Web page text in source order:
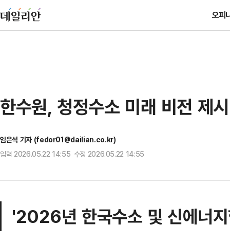
오피
한수원, 청정수소 미래 비전 제시
임은석 기자 (fedor01@dailian.co.kr)
입력 2026.05.22 14:55 수정 2026.05.22 14:55
'2026년 한국수소 및 신에너